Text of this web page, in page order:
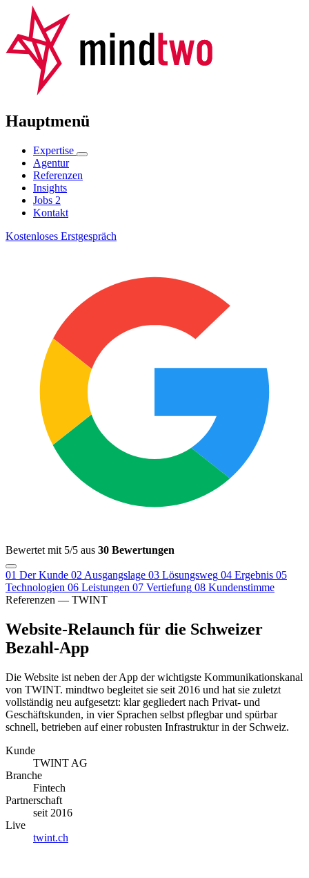
Hauptmenü
Expertise
Agentur
Referenzen
Insights
Jobs 2
Kontakt
Kostenloses Erstgespräch
Bewertet mit 5/5 aus 30 Bewertungen
01 Der Kunde 02 Ausgangslage 03 Lösungsweg 04 Ergebnis 05
Technologien 06 Leistungen 07 Vertiefung 08 Kundenstimme
Referenzen — TWINT
Website-Relaunch für die Schweizer
Bezahl-App
Die Website ist neben der App der wichtigste Kommunikationskanal
von TWINT. mindtwo begleitet sie seit 2016 und hat sie zuletzt
vollständig neu aufgesetzt: klar gegliedert nach Privat- und
Geschäftskunden, in vier Sprachen selbst pflegbar und spürbar
schnell, betrieben auf einer robusten Infrastruktur in der Schweiz.
Kunde
TWINT AG
Branche
Fintech
Partnerschaft
seit 2016
Live
twint.ch